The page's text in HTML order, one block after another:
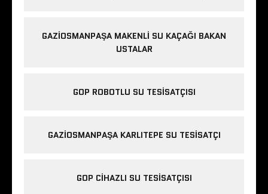
GAZIOSMANPAŞA MAKENLI SU KAÇAĞI BAKAN
USTALAR
GOP ROBOTLU SU TESISATÇISI
GAZIOSMANPAŞA KARLITEPE SU TESISATÇI
GOP CIHAZLI SU TESISATÇISI